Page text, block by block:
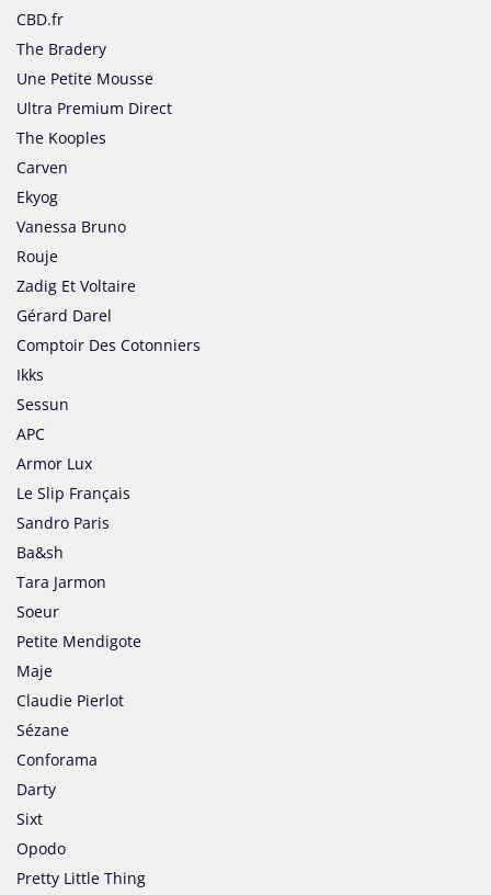
CBD.fr
The Bradery
Une Petite Mousse
Ultra Premium Direct
The Kooples
Carven
Ekyog
Vanessa Bruno
Rouje
Zadig Et Voltaire
Gérard Darel
Comptoir Des Cotonniers
Ikks
Sessun
APC
Armor Lux
Le Slip Français
Sandro Paris
Ba&sh
Tara Jarmon
Soeur
Petite Mendigote
Maje
Claudie Pierlot
Sézane
Conforama
Darty
Sixt
Opodo
Pretty Little Thing